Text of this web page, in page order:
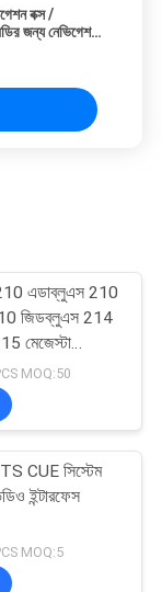
বক্স /
জন্য নেভিগেশন
এডাব্লুএস 210
জিডব্লুএস 214
মেজেস্টা
সেলুন ওএম স্ক্রিন
কারপ্লে সহ
MOQ:50
CUE সিস্টেম
ইন্টারফেস
MOQ:5